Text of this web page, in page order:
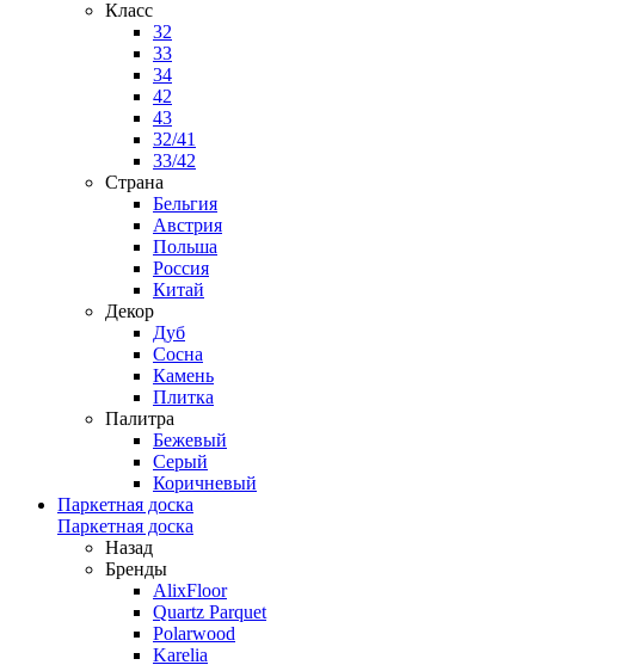
Класс
32
33
34
42
43
32/41
33/42
Страна
Бельгия
Австрия
Польша
Россия
Китай
Декор
Дуб
Сосна
Камень
Плитка
Палитра
Бежевый
Серый
Коричневый
Паркетная доска
Паркетная доска
Назад
Бренды
AlixFloor
Quartz Parquet
Polarwood
Karelia